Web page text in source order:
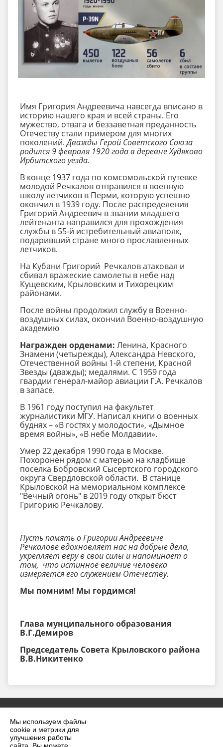
Мы используем файлы
cookie и метрики для
улучшения работы
Имя Григория Андреевича навсегда вписано в
историю нашего края и всей страны. Его
мужество, отвага и беззаветная преданность
Отечеству стали примером для многих
поколений.Дважды Герой Советского Союза
родился 9 февраля 1920 года в деревне Худяково
Ирбитского уезда.
В конце 1937 года по комсомольской путевке
молодой Речкалов отправился в военную
школу летчиков в Перми, которую успешно
окончил в 1939 году. После распределения
Григорий Андреевич в звании младшего
лейтенанта направился для прохождения
службы в 55-й истребительный авиаполк,
подаривший стране много прославленных
летчиков.
На Кубани Григорий Речкалов атаковал и
сбивал вражеские самолеты в небе над
Кущевским, Крыловским и Тихорецким
районами.
После войны продолжил службу в Военно-
воздушных силах, окончил Военно-воздушную
академию
Награжден орденами: Ленина, Красного
Знамени (четырежды), Александра Невского,
Отечественной войны 1-й степени, Красной
Звезды (дважды); медалями. С 1959 года
гвардии генерал-майор авиации Г.А. Речкалов
в запасе.
В 1961 году поступил на факультет
журналистики МГУ. Написал книги о военных
буднях – «В гостях у молодости», «Дымное
время войны», «В небе Молдавии».
Умер 22 декабря 1990 года в Москве.
Похоронен рядом с матерью на кладбище
поселка Бобровский Сысертского городского
округа Свердловской области. В станице
Крыловской на мемориальном комплексе
"Вечный огонь" в 2019 году открыт бюст
Григорию Речкалову.
Пусть память о Григории Андреевиче
Речкалове вдохновляет нас на добрые дела,
укрепляет веру в свои силы и напоминает о
том, что истинное величие человека
измеряется его служением Отечеству.
Мы помним! Мы гордимся!
Глава мунципального образования
В.Г.Демиров
Председатель Совета Крыловского района
В.В.Никитенко